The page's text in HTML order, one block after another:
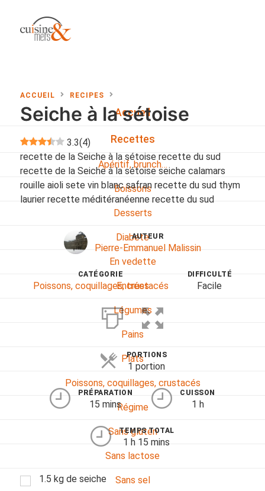
Accueil
Recettes
Apéritif, brunch…
Boissons
Desserts
Diabete
En vedette
Entrées
Légumes
Pains
Plats
Poissons, coquillages, crustacés
Régime
Sans gluten
Sans lactose
Sans sel
ACCUEIL RECIPES
Seiche à la sétoise
3.3(4)
recette de la Seiche à la sétoise recette du sud
recette de la Seiche à la sétoise seiche calamars
rouille aioli sete vin blanc safran recette du sud thym
laurier recette méditéranéenne recette du sud
AUTEUR
Pierre-Emmanuel Malissin
CATÉGORIE
Poissons, coquillages, crustacés
DIFFICULTÉ
Facile
PORTIONS
1 portion
PRÉPARATION
15 mins
CUISSON
1 h
TEMPS TOTAL
1 h 15 mins
1.5 kg de seiche